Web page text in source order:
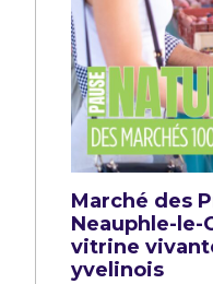
Marché des
Neauphle-le-
vitrine
yvelinois